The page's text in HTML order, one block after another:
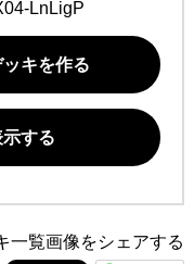
LnLigP
キを作る
する
一覧画像をシェアする